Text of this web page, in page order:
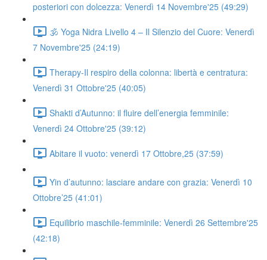
posteriori con dolcezza: Venerdì 14 Novembre'25 (49:29)
🕉️ Yoga Nidra Livello 4 – Il Silenzio del Cuore: Venerdì
7 Novembre'25 (24:19)
Therapy-Il respiro della colonna: libertà e centratura:
Venerdì 31 Ottobre'25 (40:05)
Shakti d’Autunno: il fluire dell’energia femminile:
Venerdì 24 Ottobre'25 (39:12)
Abitare il vuoto: venerdì 17 Ottobre,25 (37:59)
Yin d’autunno: lasciare andare con grazia: Venerdì 10
Ottobre’25 (41:01)
Equilibrio maschile-femminile: Venerdì 26 Settembre'25
(42:18)